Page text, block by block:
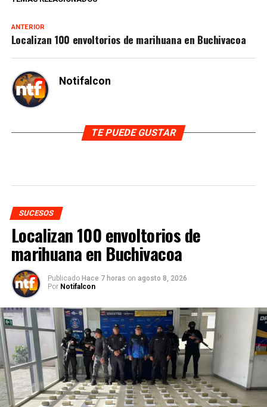
ANTERIOR
Localizan 100 envoltorios de marihuana en Buchivacoa
Notifalcon
TE PUEDE GUSTAR
SUCESOS
Localizan 100 envoltorios de
marihuana en Buchivacoa
Publicado Hace 7 horas on agosto 8, 2026
Por Notifalcon